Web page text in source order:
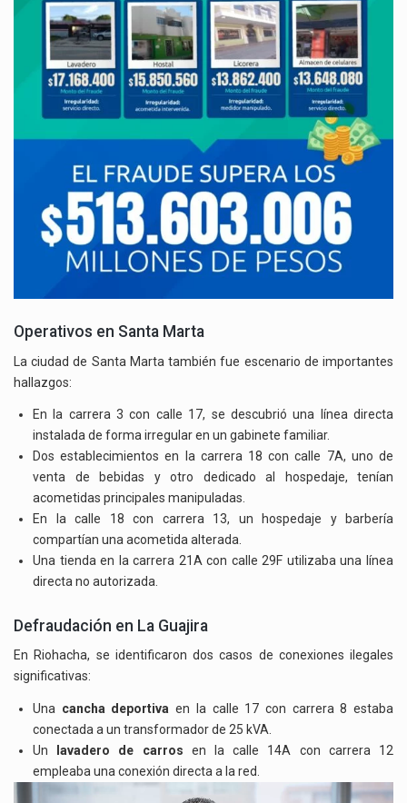
Operativos en Santa Marta
La ciudad de Santa Marta también fue escenario de importantes
hallazgos:
En la carrera 3 con calle 17, se descubrió una línea directa
instalada de forma irregular en un gabinete familiar.
Dos establecimientos en la carrera 18 con calle 7A, uno de
venta de bebidas y otro dedicado al hospedaje, tenían
acometidas principales manipuladas.
En la calle 18 con carrera 13, un hospedaje y barbería
compartían una acometida alterada.
Una tienda en la carrera 21A con calle 29F utilizaba una línea
directa no autorizada.
Defraudación en La Guajira
En Riohacha, se identificaron dos casos de conexiones ilegales
significativas:
Una cancha deportiva en la calle 17 con carrera 8 estaba
conectada a un transformador de 25 kVA.
Un
lavadero de carros en la calle 14A con carrera 12
empleaba una conexión directa a la red.